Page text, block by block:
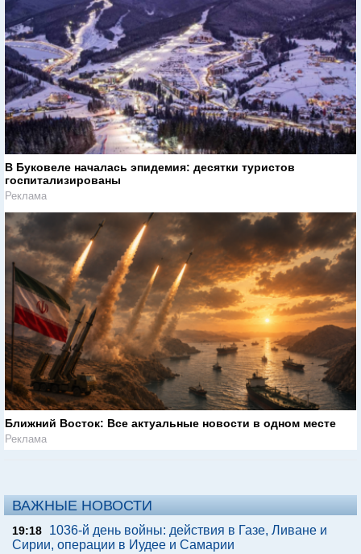
В Буковеле началась эпидемия: десятки туристов
госпитализированы
Реклама
Ближний Восток: Все актуальные новости в одном месте
Реклама
ВАЖНЫЕ НОВОСТИ
19:18
1036-й день войны: действия в Газе, Ливане и
Сирии, операции в Иудее и Самарии